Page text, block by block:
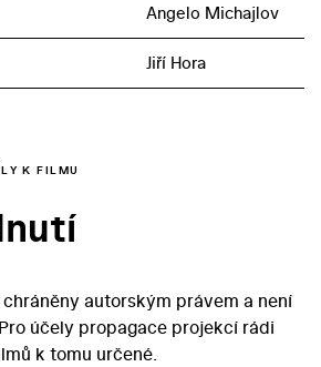
Angelo Michajlov
Jiří Hora
K FILMU
autorským právem a není
účely propagace projekcí rádi
k tomu určené.